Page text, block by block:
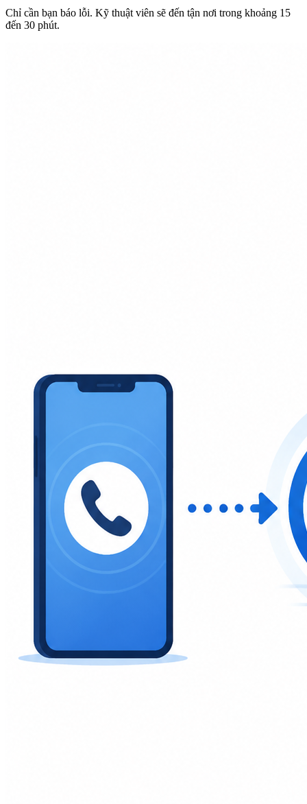
Chỉ cần bạn báo lỗi. Kỹ thuật viên sẽ đến tận nơi trong khoảng 15
đến 30 phút.